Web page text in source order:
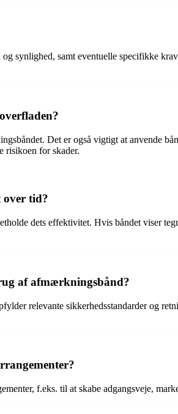
synlighed, samt eventuelle specifikke
Det er også vigtigt at anvende
risikoen for skader.
over tid?
dets effektivitet. Hvis båndet viser
af afmærkningsbånd?
relevante sikkerhedsstandarder og
f.eks. til at skabe adgangsveje,